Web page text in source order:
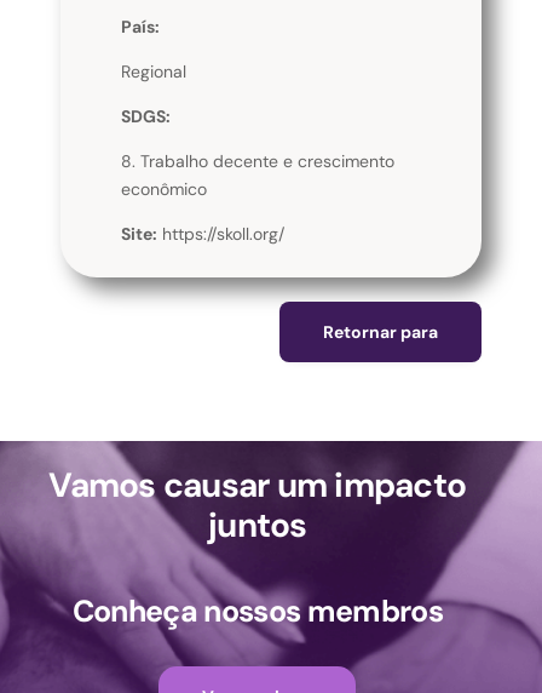
País:
Regional
SDGS:
8. Trabalho decente e crescimento
econômico
Site: https://skoll.org/
Retornar para
Vamos causar um impacto
juntos
Conheça nossos membros